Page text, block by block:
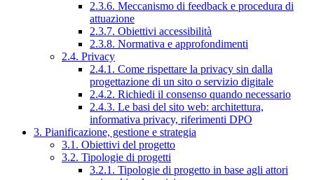
2.3.6. Meccanismo di feedback e procedura di
attuazione
2.3.7. Obiettivi accessibilità
2.3.8. Normativa e approfondimenti
2.4. Privacy
2.4.1. Come rispettare la privacy sin dalla
progettazione di un sito o servizio digitale
2.4.2. Richiedi il consenso quando necessario
2.4.3. Le basi del sito web: architettura,
informativa privacy, riferimenti DPO
3. Pianificazione, gestione e strategia
3.1. Obiettivi del progetto
3.2. Tipologie di progetti
3.2.1. Tipologie di progetto in base agli attori